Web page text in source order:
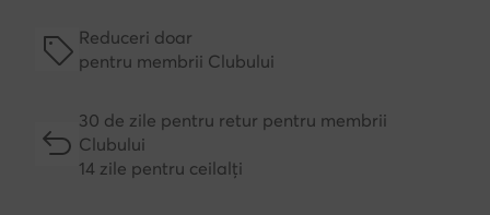
Reduceri doar
pentru membrii Clubului
30 de zile pentru retur pentru membrii
Clubului
14 zile pentru ceilalți